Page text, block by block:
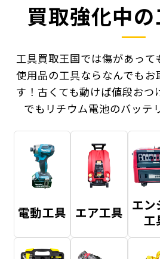
買取強化中
工具買取王国では傷があって
使用品の工具ならなんでもお
す！ 古くても動けば値段おつ
でもリチウム電池のバッテ
電動工具 エア工具 エン
工